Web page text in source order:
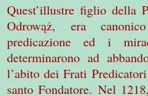
Quest’illustre figlio della
Odrowąż, era
predicazione ed i
determinarono ad
l’abito dei Frati
santo Fondatore. Nel